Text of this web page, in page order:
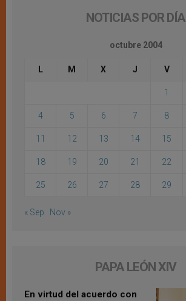
NOTICIAS POR DÍA
octubre 2004
L M X J V
1
4 5 6 7 8
11 12 13 14 15
18 19 20 21 22
25 26 27 28 29
« Sep Nov »
PAPA LEÓN XIV
En virtud del acuerdo con